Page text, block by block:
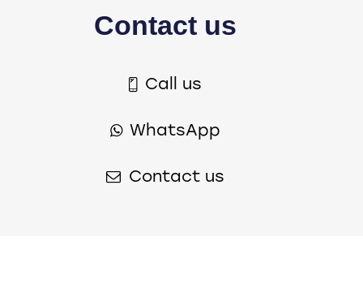
Contact us
Call us
WhatsApp
Contact us